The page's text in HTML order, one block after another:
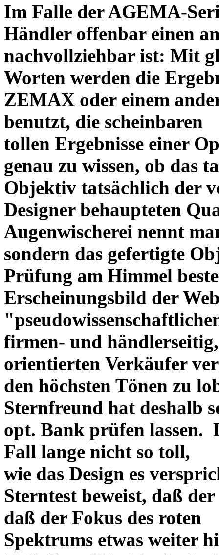
Im Falle der AGEMA-
Händler offenbar einen
nachvollziehbar ist: Mit
Worten werden die
ZEMAX oder einem
benutzt, die scheinbaren
tollen Ergebnisse einer
genau zu wissen, ob das
Objektiv tatsächlich der
Designer behaupteten
Augenwischerei nennt
sondern das gefertigte
Prüfung am Himmel
Erscheinungsbild der
firmen- und
orientierten Verkäufer
den höchsten Tönen zu
Sternfreund hat deshalb
opt. Bank prüfen lassen.
Fall lange nicht so toll,
wie das Design es
Sterntest beweist, daß
daß der Fokus des roten
Spektrums etwas weiter